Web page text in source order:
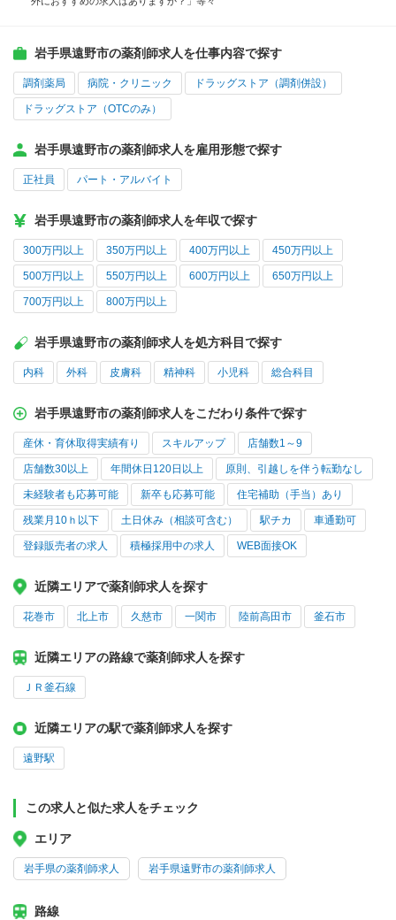
岩手県遠野市の薬剤師求人を仕事内容で探す
調剤薬局 病院・クリニック ドラッグストア（調剤併設）
ドラッグストア（OTCのみ）
岩手県遠野市の薬剤師求人を雇用形態で探す
正社員 パート・アルバイト
岩手県遠野市の薬剤師求人を年収で探す
300万円以上 350万円以上 400万円以上 450万円以上
500万円以上 550万円以上 600万円以上 650万円以上
700万円以上 800万円以上
岩手県遠野市の薬剤師求人を処方科目で探す
内科 外科 皮膚科 精神科 小児科 総合科目
岩手県遠野市の薬剤師求人をこだわり条件で探す
産休・育休取得実績有り スキルアップ 店舗数1～9
店舗数30以上 年間休日120日以上 原則、引越しを伴う転勤なし
未経験者も応募可能 新卒も応募可能 住宅補助（手当）あり
残業月10ｈ以下 土日休み（相談可含む） 駅チカ 車通勤可
登録販売者の求人 積極採用中の求人 WEB面接OK
近隣エリアで薬剤師求人を探す
花巻市 北上市 久慈市 一関市 陸前高田市 釜石市
近隣エリアの路線で薬剤師求人を探す
ＪＲ釜石線
近隣エリアの駅で薬剤師求人を探す
遠野駅
この求人と似た求人をチェック
エリア
岩手県の薬剤師求人 岩手県遠野市の薬剤師求人
路線